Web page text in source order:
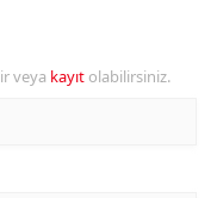
veya kayıt olabilirsiniz.